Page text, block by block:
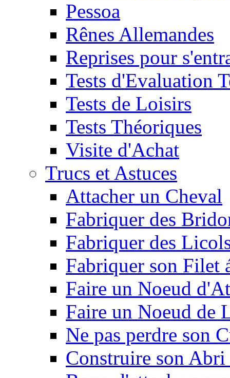
Pessoa
Rênes Allemandes
Reprises pour
Tests d'Evaluation
Tests de Loisirs
Tests Théoriques
Visite d'Achat
Trucs et Astuces
Attacher un Cheval
Fabriquer des
Fabriquer des
Fabriquer son Filet
Faire un Noeud
Faire un Noeud de
Ne pas perdre son
Construire son